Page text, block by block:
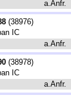
a.Anfr.
(38976)
IC
a.Anfr.
(38978)
IC
a.Anfr.